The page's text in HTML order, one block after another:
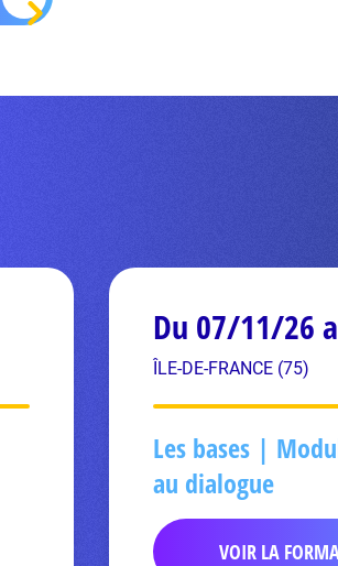
Du 07/11/26
ÎLE-DE-FRANCE (75)
Les bases |
au dialogue
VOIR LA